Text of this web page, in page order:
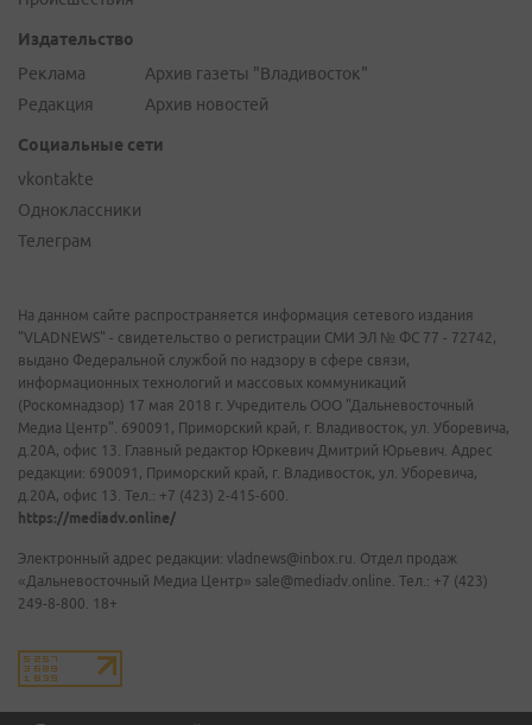
Издательство
Реклама
Редакция
Архив газеты "Владивосток"
Архив новостей
Социальные сети
vkontakte
Одноклассники
Телеграм
На данном сайте распространяется информация сетевого издания
"VLADNEWS" - свидетельство о регистрации СМИ ЭЛ № ФС 77 - 72742,
выдано Федеральной службой по надзору в сфере связи,
информационных технологий и массовых коммуникаций
(Роскомнадзор) 17 мая 2018 г. Учредитель ООО "Дальневосточный
Медиа Центр". 690091, Приморский край, г. Владивосток, ул. Уборевича,
д.20А, офис 13. Главный редактор Юркевич Дмитрий Юрьевич. Адрес
редакции: 690091, Приморский край, г. Владивосток, ул. Уборевича,
д.20А, офис 13. Тел.: +7 (423) 2-415-600.
https://mediadv.online/
Электронный адрес редакции: vladnews@inbox.ru. Отдел продаж
«Дальневосточный Медиа Центр» sale@mediadv.online. Тел.: +7 (423)
249-8-800. 18+